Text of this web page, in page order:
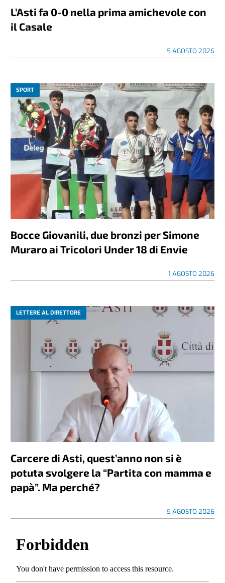
L’Asti fa 0-0 nella prima amichevole con
il Casale
5 AGOSTO 2026
SPORT
Bocce Giovanili, due bronzi per Simone
Muraro ai Tricolori Under 18 di Envie
1 AGOSTO 2026
LETTERE AL DIRETTORE
Carcere di Asti, quest’anno non si è
potuta svolgere la “Partita con mamma e
papà”. Ma perché?
5 AGOSTO 2026